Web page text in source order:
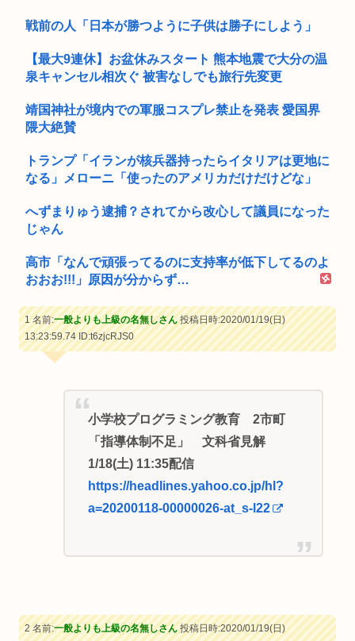
戦前の人「日本が勝つように子供は勝子にしよう」
【最大9連休】お盆休みスタート 熊本地震で大分の温
泉キャンセル相次ぐ 被害なしでも旅行先変更
靖国神社が境内での軍服コスプレ禁止を発表 愛国界
隈大絶賛
トランプ「イランが核兵器持ったらイタリアは更地に
なる」メローニ「使ったのアメリカだけだけどな」
へずまりゅう逮捕？されてから改心して議員になった
じゃん
高市「なんで頑張ってるのに支持率が低下してるのよ
おおお!!!」原因が分からず…
1 名前:一般よりも上級の名無しさん投稿日時:2020/01/19(日)
13:23:59.74ID:t6zjcRJS0
小学校プログラミング教育 2市町
「指導体制不足」 文科省見解
1/18(土) 11:35配信
https://headlines.yahoo.co.jp/hl?
a=20200118-00000026-at_s-l22
2 名前:一般よりも上級の名無しさん投稿日時:2020/01/19(日)